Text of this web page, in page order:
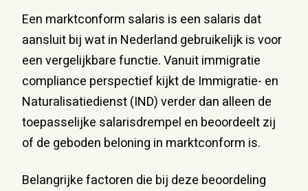
Een marktconform salaris is een salaris dat
aansluit bij wat in Nederland gebruikelijk is voor
een vergelijkbare functie. Vanuit immigratie
compliance perspectief kijkt de Immigratie- en
Naturalisatiedienst (IND) verder dan alleen de
toepasselijke salarisdrempel en beoordeelt zij
of de geboden beloning in marktconform is.
Belangrijke factoren die bij deze beoordeling